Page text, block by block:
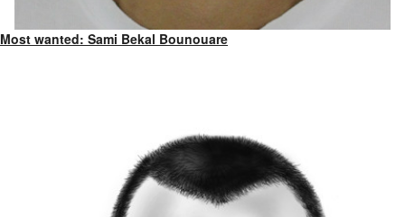
Most wanted: Sami Bekal Bounouare